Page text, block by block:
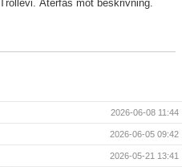
Återfås mot beskrivning.
2026-06-08 11:44
2026-06-05 09:42
2026-05-21 13:41